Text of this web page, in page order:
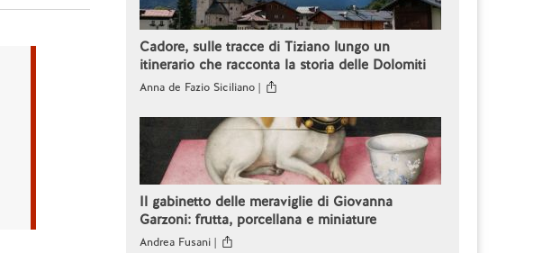
Cadore, sulle tracce di Tiziano lungo un
itinerario che racconta la storia delle Dolomiti
Anna de Fazio Siciliano |
Il gabinetto delle meraviglie di Giovanna
Garzoni: frutta, porcellana e miniature
Andrea Fusani |